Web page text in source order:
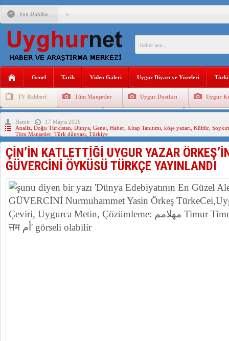
Son Dakika
ÇİN’İN “GÜVENLİK”SÖYLEMİ İLE DOĞU TÜRKİSTAN’DA
ANAHTAR PARTİ GENEL BAŞKANI AĞIRALİOĞLU :
DİYANET AKADEMİSİ BAŞKANI DOÇ.DR.KAAN : DOĞU
150 YILDIR KAYNAYAN YARAMIZ : ÇİN İŞGALİNDEKİ
ÇİN’İN UYGUR POLİTİKALARINI ÖVEN DİYANET
Genel Tarih Video Galeri Uygur Diyarı ve Yöreleri
TV Rehberi Tüm Manşetler Uygur Dostları Uygur
Uygurlarda Düğün ve Cenaze
Hamit
17 Mayıs 2026
Analiz Doğu Türkistan Dünya Genel Haber Kitap Tanıtımı köşe yazarı Kültür
Tüm Manşetler Türk dünyası Türkiye
ÇİN’İN KATLETTİĞİ UYGUR YAZAR
GÜVERCİNİ ÖYKÜSÜ TÜRKÇE YAYINLANDI